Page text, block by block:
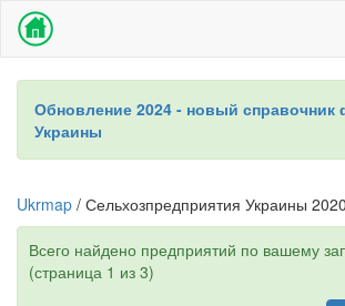
Обновление 2024 - новый справочник
Украины
Ukrmap / Сельхозпредприятия Украины 2020
Всего найдено предприятий по вашему
(страница 1 из 3)